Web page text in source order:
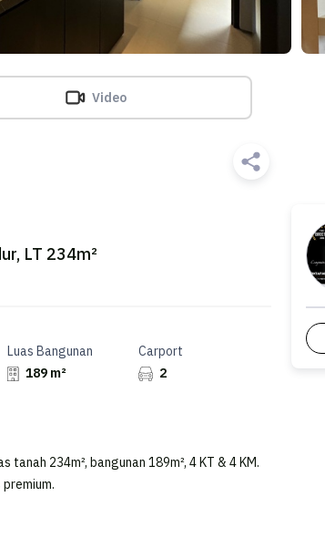
Video
LT 234m²
Luas Bangunan
189 m²
Carport
2
234m², bangunan 189m², 4 KT & 4 KM.